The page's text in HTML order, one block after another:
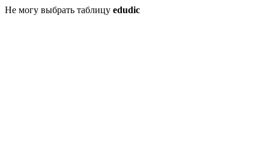
Не могу выбрать таблицу edudic